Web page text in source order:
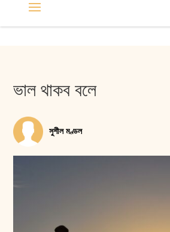
ভাল থাকব বলে
সুশীল মণ্ডল